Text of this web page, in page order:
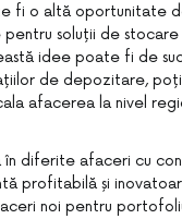
fi o altă oportunitate
soluții de stocare
idee poate fi de
de depozitare,
afacerea la nivel
în diferite afaceri cu
profitabilă și
noi pentru